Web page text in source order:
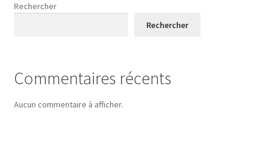
Rechercher
Rechercher
Commentaires récents
Aucun commentaire à afficher.